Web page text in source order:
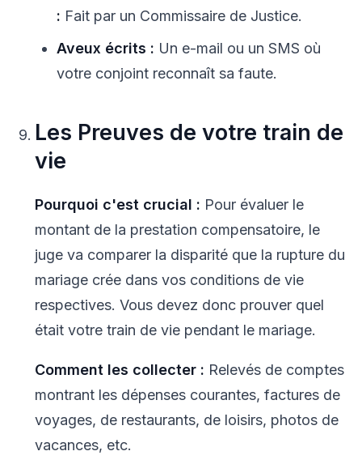
: Fait par un Commissaire de Justice.
Aveux écrits : Un e-mail ou un SMS où
votre conjoint reconnaît sa faute.
Les Preuves de votre train de
vie
Pourquoi c'est crucial : Pour évaluer le
montant de la prestation compensatoire, le
juge va comparer la disparité que la rupture du
mariage crée dans vos conditions de vie
respectives. Vous devez donc prouver quel
était votre train de vie pendant le mariage.
Comment les collecter : Relevés de comptes
montrant les dépenses courantes, factures de
voyages, de restaurants, de loisirs, photos de
vacances, etc.